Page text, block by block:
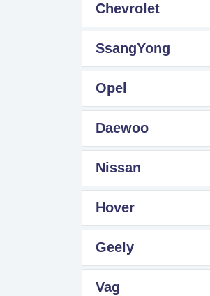
Chevrolet
SsangYong
Opel
Daewoo
Nissan
Hover
Geely
Vag